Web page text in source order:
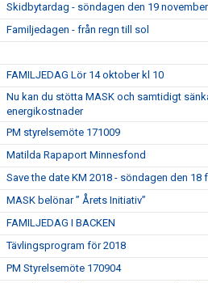
Skidbytardag - söndagen den 19
Familjedagen - från regn till sol
FAMILJEDAG Lör 14 oktober kl 10
Nu kan du stötta MASK och samtidigt
energikostnader
PM styrelsemöte 171009
Matilda Rapaport Minnesfond
Save the date KM 2018 - söndagen den 18
MASK belönar ” Årets Initiativ”
FAMILJEDAG I BACKEN
Tävlingsprogram för 2018
PM Styrelsemöte 170904